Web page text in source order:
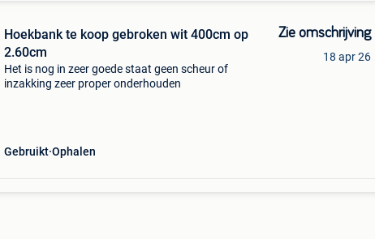
Hoekbank te koop gebroken wit 400cm op
2.60cm
Het is nog in zeer goede staat geen scheur of
inzakking zeer proper onderhouden
Gebruikt Ophalen
Zie omschrijving
18 apr 26